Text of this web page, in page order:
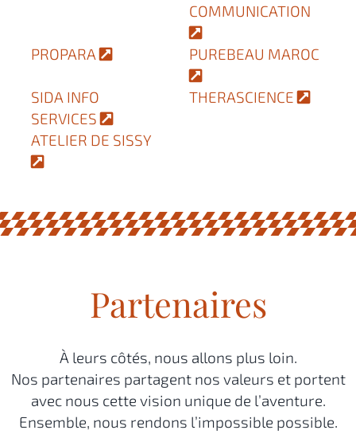
COMMUNICATION
PROPARA PUREBEAU MAROC
SIDA INFO
SERVICES
THERASCIENCE
ATELIER DE SISSY
Partenaires
À leurs côtés, nous allons plus loin.
Nos partenaires partagent nos valeurs et portent
avec nous cette vision unique de l’aventure.
Ensemble, nous rendons l’impossible possible.